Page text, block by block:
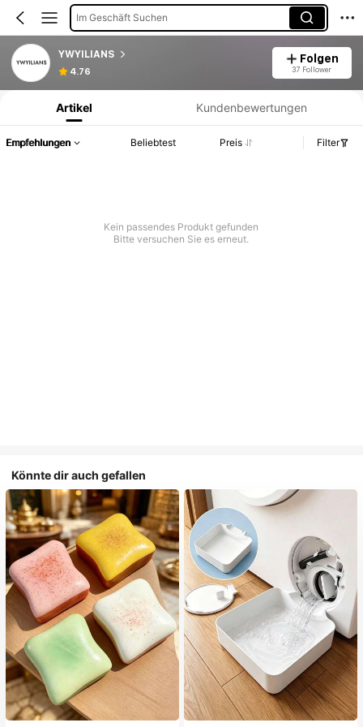
Im Geschäft Suchen
YWYILIANS
4.76
Folgen
37 Follower
Produktinformation: Preisangabe, Verkaufs- und Lagerbestandsdetails.
Artikel Kundenbewertungen
Empfehlungen Beliebtest Preis Filter
Kein passendes Produkt gefunden
Bitte versuchen Sie es erneut.
Könnte dir auch gefallen